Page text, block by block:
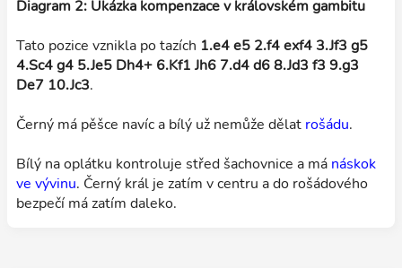
Diagram 2: Ukázka kompenzace v královském gambitu
Tato pozice vznikla po tazích 1.e4 e5 2.f4 exf4 3.Jf3 g5
4.Sc4 g4 5.Je5 Dh4+ 6.Kf1 Jh6 7.d4 d6 8.Jd3 f3 9.g3
De7 10.Jc3.
Černý má pěšce navíc a bílý už nemůže dělat rošádu.
Bílý na oplátku kontroluje střed šachovnice a má náskok
ve vývinu. Černý král je zatím v centru a do rošádového
bezpečí má zatím daleko.